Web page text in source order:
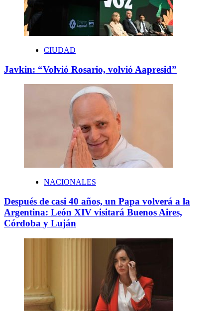
CIUDAD
Javkin: “Volvió Rosario, volvió Aapresid”
NACIONALES
Después de casi 40 años, un Papa volverá a la
Argentina: León XIV visitará Buenos Aires,
Córdoba y Luján